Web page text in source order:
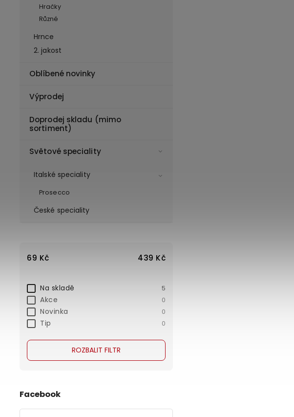
Hračky
Různé
Hrnce
2. jakost
Oblíbené novinky
Výprodej
Doprodej skladu (mimo
sortiment)
Světové speciality
Italské speciality
Prosecco
České speciality
69 Kč 439 Kč
Na skladě 5
Akce 0
Novinka 0
Tip 0
ROZBALIT FILTR
Facebook